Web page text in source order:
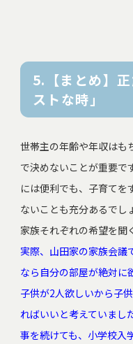
5.【まとめ】
ストな時」
世帯主の年齢や年収はも
で決めないことが重要で
には便利でも、子育てを
ないことも充分あるでし
家族それぞれの希望を聞
実際、山田家の家族会議
なら自分の部屋が絶対に
子供が2人欲しいから子
ればいいと考えていまし
事を続けても、小学校入